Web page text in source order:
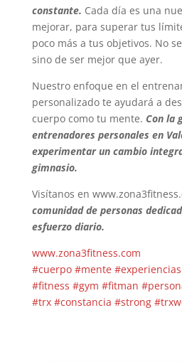
constante. Cada día es una
mejorar, para superar tus
poco más a tus objetivos. No
sino de ser mejor que ayer.
Nuestro enfoque en el
personalizado te ayudará a
cuerpo como tu mente. Con la
entrenadores personales en
experimentar un cambio
gimnasio.
Visítanos en
comunidad de personas
esfuerzo diario.
www.zona3fitness.com
#cuerpo #mente #experiencias
#fitness #gym #fitman
#trx #constancia #strong